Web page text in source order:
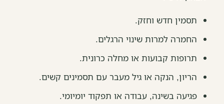
תסמין חדש וחזק.
החמרה למרות שינוי הרגלים.
תרופות קבועות או מחלה כרונית.
הריון, הנקה או גיל מעבר עם תסמינים קשים.
פגיעה בשינה, עבודה או תפקוד יומיומי.